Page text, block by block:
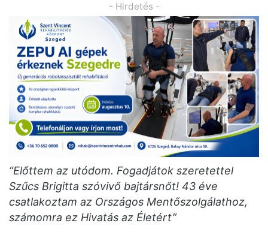
- Hirdetés -
“Előttem az utódom. Fogadjátok szeretettel
Szűcs Brigitta szóvivő bajtársnőt! 43 éve
csatlakoztam az Országos Mentőszolgálathoz,
számomra ez Hivatás az Életért”